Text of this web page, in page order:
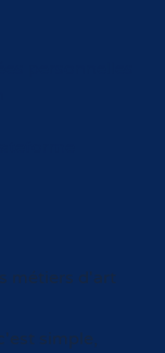
métiers d'art
simple,